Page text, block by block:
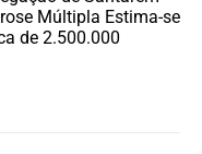
Múltipla Estima-se
de 2.500.000